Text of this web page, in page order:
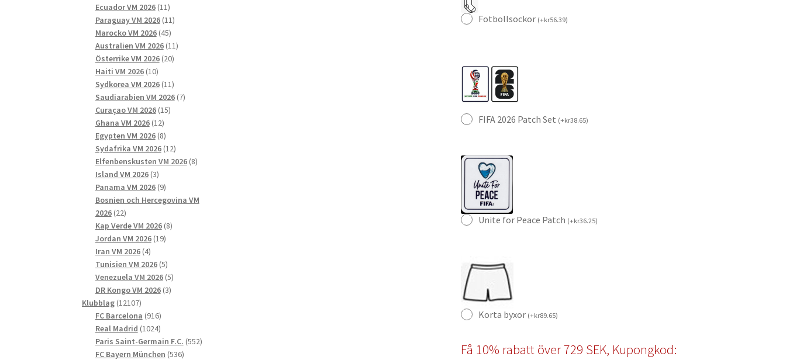
Fotbollsockor (+kr56.39)
FIFA 2026 Patch Set (+kr38.65)
Unite for Peace Patch (+kr36.25)
Korta byxor (+kr89.65)
Få 10% rabatt över 729 SEK, Kupongkod:
Ecuador VM 2026 1111
produkter
Paraguay VM 2026 1111
Marocko VM 2026 4545
produkter
Australien VM 2026 1111
Österrike VM 2026 2020
Haiti VM 2026 1010
produkter
Sydkorea VM 2026 1111
produkter
Saudiarabien VM 2026 77
Curaçao VM 2026 1515
Ghana VM 2026 1212
produkter
Egypten VM 2026 88
produkter
Sydafrika VM 2026 1212
produkter
Elfenbenskusten VM 2026 88
Island VM 2026 33
produkter
Panama VM 2026 99
produkter
Bosnien och Hercegovina VM
2026 2222
produkter
Kap Verde VM 2026 88
Jordan VM 2026 1919
Iran VM 2026 44
produkter
Tunisien VM 2026 55
produkter
Venezuela VM 2026 55
produkter
DR Kongo VM 2026 33
Klubblag 1210712107
produkter
FC Barcelona 916916
produkter
Real Madrid 10241024
produkter
Paris Saint-Germain F.C. 552552
FC Bayern München 536536